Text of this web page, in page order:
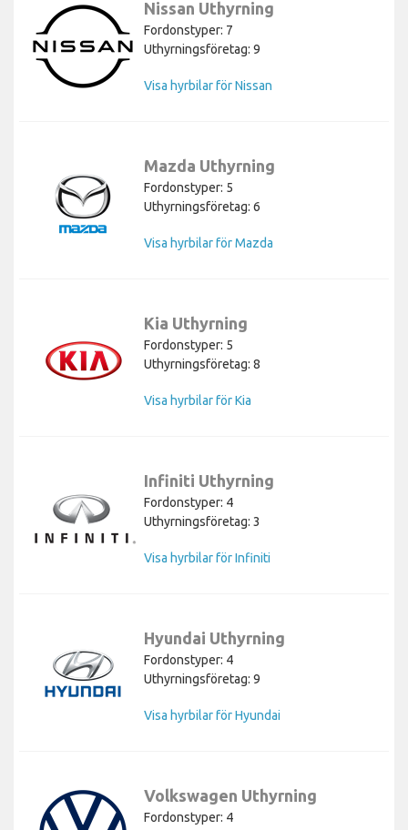
Nissan Uthyrning
Fordonstyper: 7
Uthyrningsföretag: 9
Visa hyrbilar för Nissan
Mazda Uthyrning
Fordonstyper: 5
Uthyrningsföretag: 6
Visa hyrbilar för Mazda
Kia Uthyrning
Fordonstyper: 5
Uthyrningsföretag: 8
Visa hyrbilar för Kia
Infiniti Uthyrning
Fordonstyper: 4
Uthyrningsföretag: 3
Visa hyrbilar för Infiniti
Hyundai Uthyrning
Fordonstyper: 4
Uthyrningsföretag: 9
Visa hyrbilar för Hyundai
Volkswagen Uthyrning
Fordonstyper: 4